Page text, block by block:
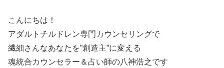
こんにちは！
アダルトチルドレン専門カウンセリングで
繊細さんなあなたを”創造主”に変える
魂統合カウンセラー＆占い師の八神浩之です